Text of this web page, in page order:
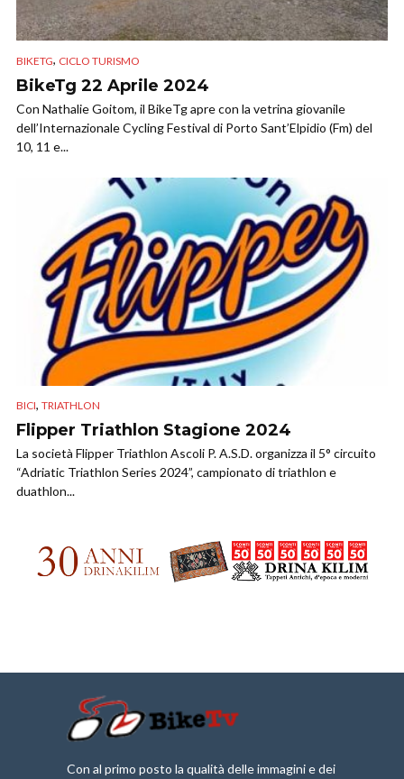
BIKETG, CICLO TURISMO
BikeTg 22 Aprile 2024
Con Nathalie Goitom, il BikeTg apre con la vetrina giovanile
dell’Internazionale Cycling Festival di Porto Sant’Elpidio (Fm) del
10, 11 e...
BICI, TRIATHLON
Flipper Triathlon Stagione 2024
La società Flipper Triathlon Ascoli P. A.S.D. organizza il 5° circuito
“Adriatic Triathlon Series 2024”, campionato di triathlon e
duathlon...
Con al primo posto la qualità delle immagini e dei